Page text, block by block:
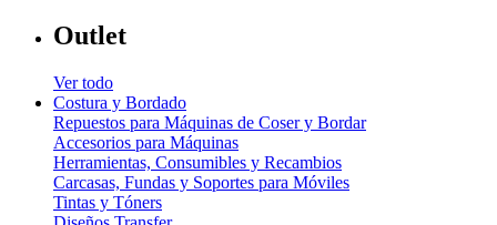
Outlet
Ver todo
Costura y Bordado
Repuestos para Máquinas de Coser y Bordar
Accesorios para Máquinas
Herramientas, Consumibles y Recambios
Carcasas, Fundas y Soportes para Móviles
Tintas y Tóners